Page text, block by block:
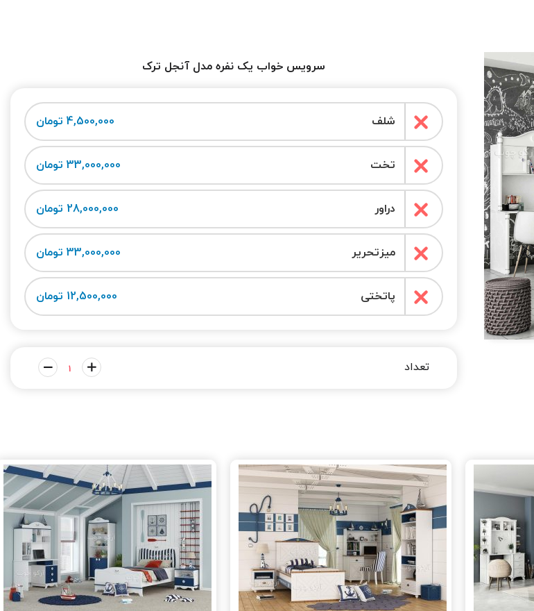
سرویس خواب یک نفره مدل آنجل ترک
شلف 4,500,000 تومان
تخت 33,000,000 تومان
دراور 28,000,000 تومان
میزتحریر 33,000,000 تومان
پاتختی 12,500,000 تومان